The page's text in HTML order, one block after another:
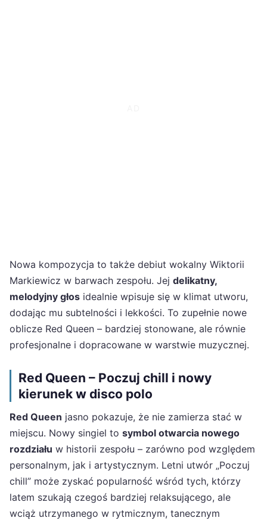
Nowa kompozycja to także debiut wokalny Wiktorii
Markiewicz w barwach zespołu. Jej delikatny,
melodyjny głos idealnie wpisuje się w klimat utworu,
dodając mu subtelności i lekkości. To zupełnie nowe
oblicze Red Queen – bardziej stonowane, ale równie
profesjonalne i dopracowane w warstwie muzycznej.
Red Queen – Poczuj chill i nowy
kierunek w disco polo
Red Queen jasno pokazuje, że nie zamierza stać w
miejscu. Nowy singiel to symbol otwarcia nowego
rozdziału w historii zespołu – zarówno pod względem
personalnym, jak i artystycznym. Letni utwór „Poczuj
chill” może zyskać popularność wśród tych, którzy
latem szukają czegoś bardziej relaksującego, ale
wciąż utrzymanego w rytmicznym, tanecznym